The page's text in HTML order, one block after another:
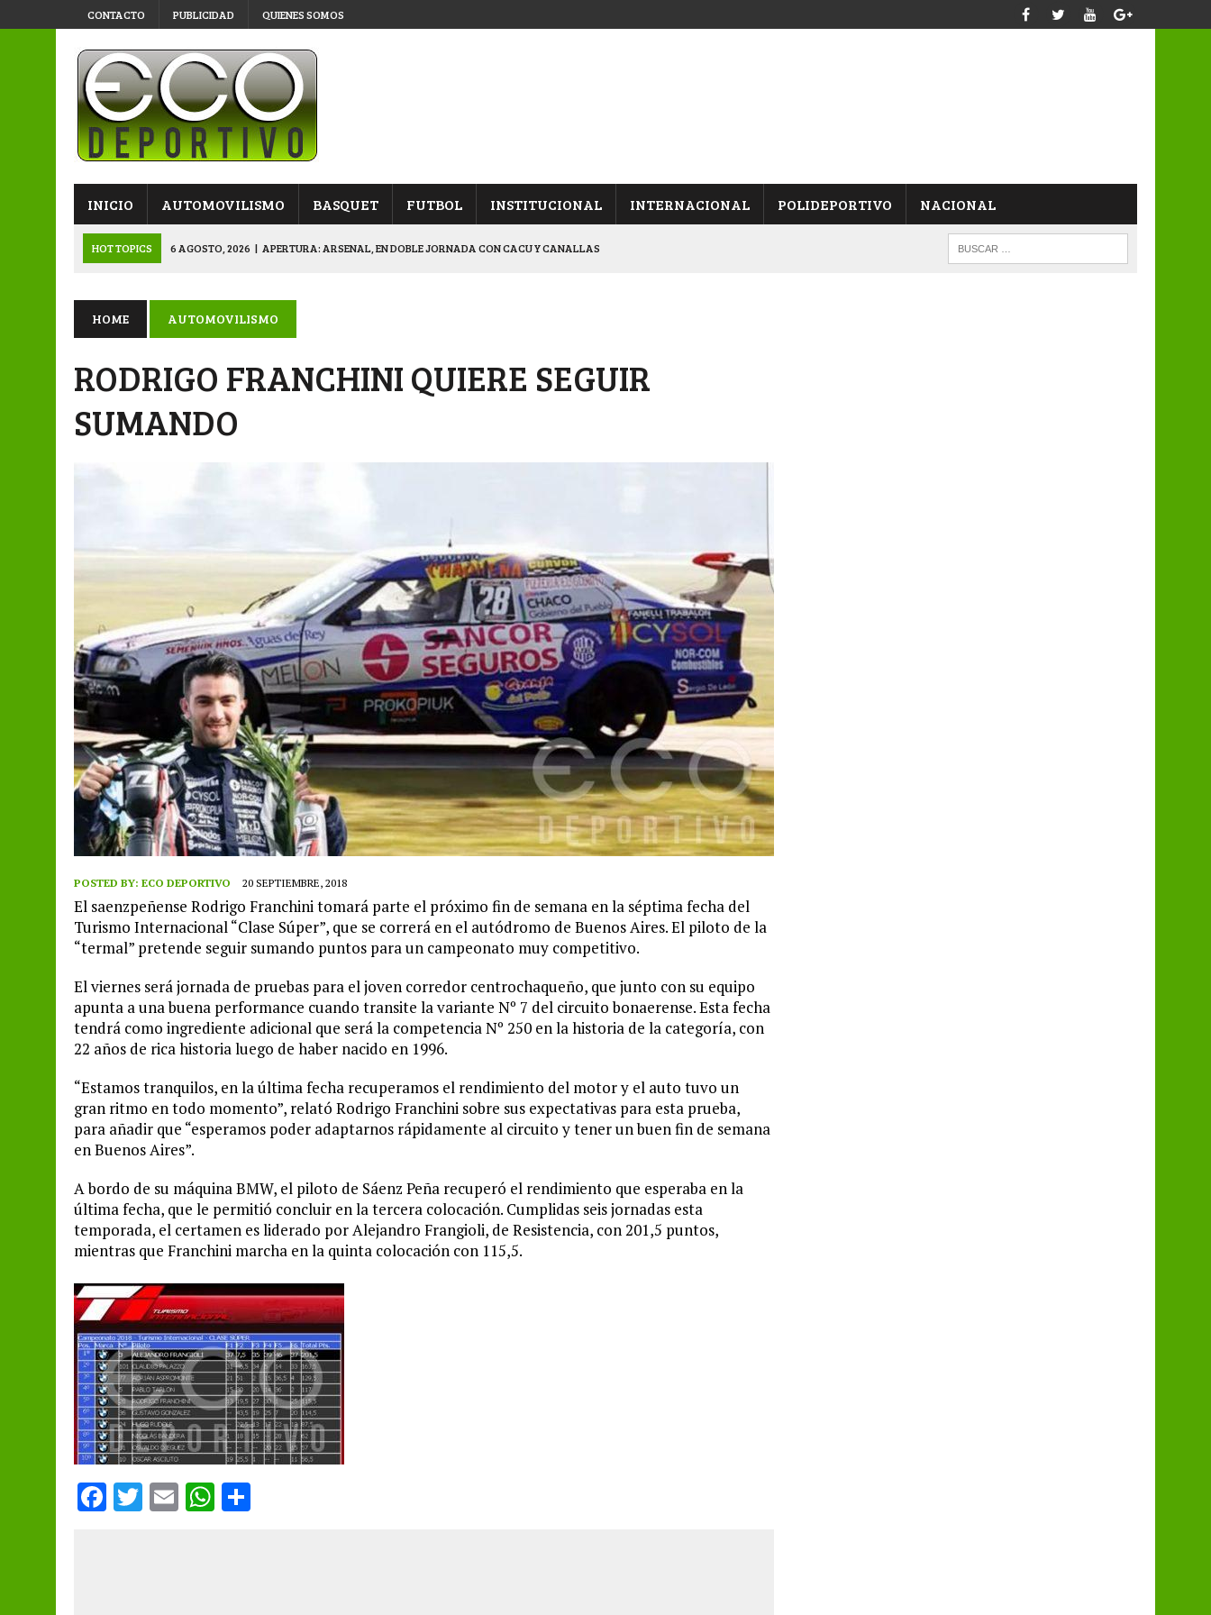
CONTACTO PUBLICIDAD QUIENES SOMOS
INICIO AUTOMOVILISMO BASQUET FUTBOL INSTITUCIONAL INTERNACIONAL POLIDEPORTIVO NACIONAL
HOT TOPICS 6 AGOSTO, 2026 | APERTURA: ARSENAL, EN DOBLE JORNADA CON CACU Y CANALLAS
6 AGOSTO, 2026 | APERTURA: BELGRANO DERROTÓ A NAPENAY Y ES SEMIFINALISTA
7 AGOSTO, 2026 | APERTURA “B”: CACU Y CANALLAS AVANZARON FRENTE A ARSENAL
HOME AUTOMOVILISMO
RODRIGO FRANCHINI QUIERE SEGUIR
SUMANDO
POSTED BY: ECO DEPORTIVO 20 SEPTIEMBRE, 2018
El saenzpeñense Rodrigo Franchini tomará parte el próximo fin de semana en la séptima fecha del
Turismo Internacional “Clase Súper”, que se correrá en el autódromo de Buenos Aires. El piloto de la
“termal” pretende seguir sumando puntos para un campeonato muy competitivo.
El viernes será jornada de pruebas para el joven corredor centrochaqueño, que junto con su equipo
apunta a una buena performance cuando transite la variante Nº 7 del circuito bonaerense. Esta fecha
tendrá como ingrediente adicional que será la competencia Nº 250 en la historia de la categoría, con
22 años de rica historia luego de haber nacido en 1996.
“Estamos tranquilos, en la última fecha recuperamos el rendimiento del motor y el auto tuvo un
gran ritmo en todo momento”, relató Rodrigo Franchini sobre sus expectativas para esta prueba,
para añadir que “esperamos poder adaptarnos rápidamente al circuito y tener un buen fin de semana
en Buenos Aires”.
A bordo de su máquina BMW, el piloto de Sáenz Peña recuperó el rendimiento que esperaba en la
última fecha, que le permitió concluir en la tercera colocación. Cumplidas seis jornadas esta
temporada, el certamen es liderado por Alejandro Frangioli, de Resistencia, con 201,5 puntos,
mientras que Franchini marcha en la quinta colocación con 115,5.
F T E W